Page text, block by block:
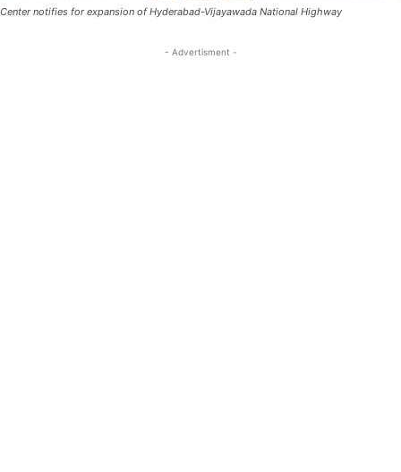
Center notifies for expansion of Hyderabad-Vijayawada National Highway
- Advertisment -